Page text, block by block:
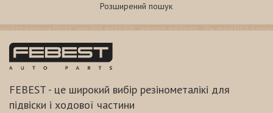
Розширений пошук
FEBEST - це широкий вибір резінометалікі для
підвіски і ходової частини